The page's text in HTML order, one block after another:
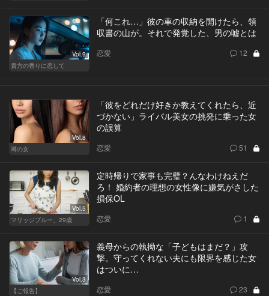
Vol.9
貴方の香りに恋して
「何これ…」彼の車の収納を開けたら、領
収書の山が。それで発覚した、男の嘘とは
恋愛 12
Vol.8
噂の女
「彼をどれだけ好きか教えてくれたら、近
づかない」ライバル美女の挑発に乗った女
の誤算
恋愛 51
Vol.5
マリッジブルー、29歳
定時帰りで家事も完璧？んなわけねえだ
ろ！ 婚約者の理想の女性像に嫌気がさした
損保OL
恋愛 1
Vol.3
【ご報告】
義母からの執拗な「子どもはまだ？」攻
撃。守ってくれない夫にも限界を感じた女
はついに…
恋愛 23